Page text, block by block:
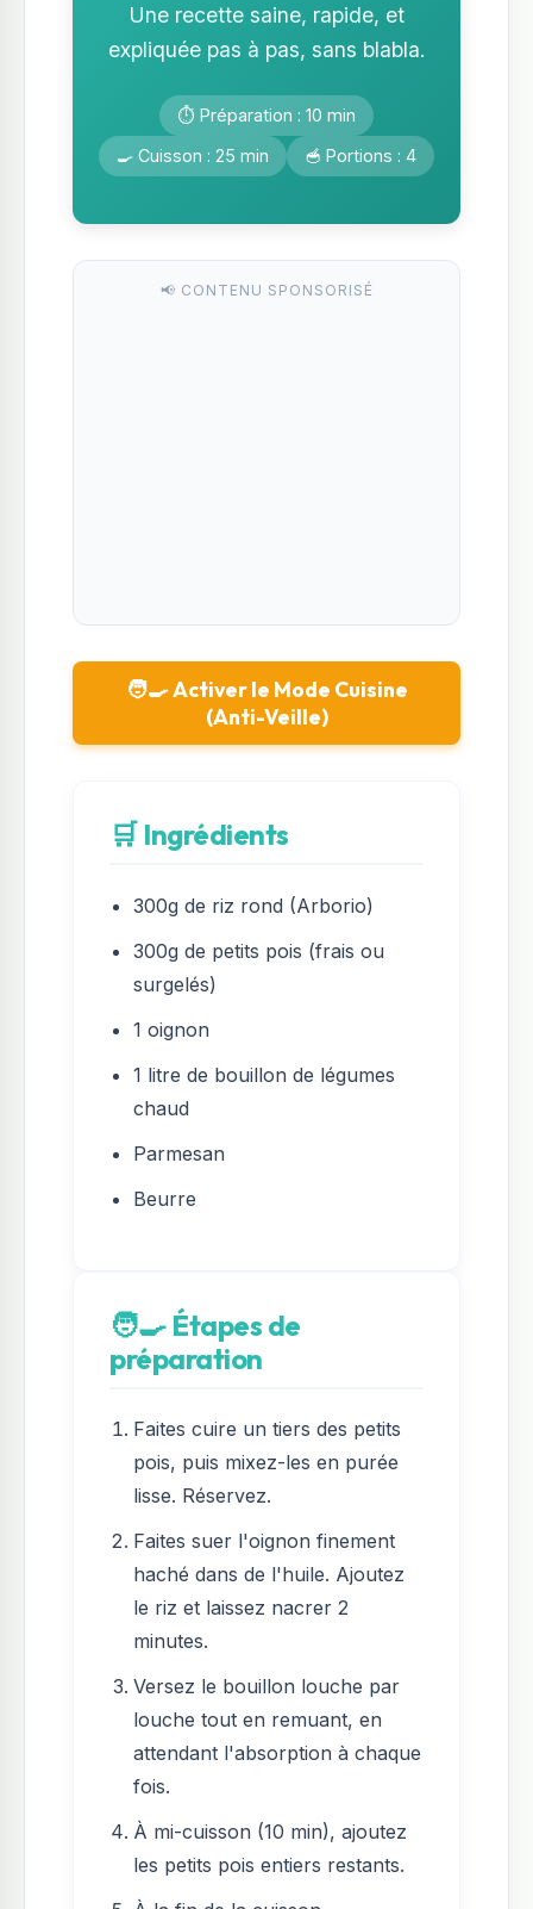
Une recette saine, rapide, et
expliquée pas à pas, sans blabla.
⏱️ Préparation : 10 min
🍳 Cuisson : 25 min
🥣 Portions : 4
📢 CONTENU SPONSORISÉ
🧑‍🍳 Activer le Mode Cuisine
(Anti-Veille)
🛒 Ingrédients
300g de riz rond (Arborio)
300g de petits pois (frais ou
surgelés)
1 oignon
1 litre de bouillon de légumes
chaud
Parmesan
Beurre
🧑‍🍳 Étapes de
préparation
Faites cuire un tiers des petits
pois, puis mixez-les en purée
lisse. Réservez.
Faites suer l'oignon finement
haché dans de l'huile. Ajoutez
le riz et laissez nacrer 2
minutes.
Versez le bouillon louche par
louche tout en remuant, en
attendant l'absorption à chaque
fois.
À mi-cuisson (10 min), ajoutez
les petits pois entiers restants.